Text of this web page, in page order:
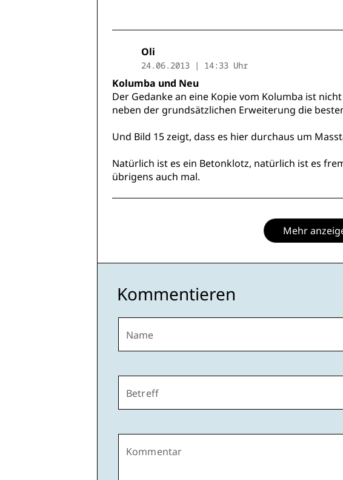
Oli
24.06.2013 | 14:33 Uhr
Kolumba und Neu
Der Gedanke an eine Kopie vom Kolumba ist
neben der grundsätzlichen Erweiterung die
Und Bild 15 zeigt, dass es hier durchaus um
Natürlich ist es ein Betonklotz, natürlich ist es
übrigens auch mal.
Mehr
Kommentieren
Name
Betreff
Kommentar